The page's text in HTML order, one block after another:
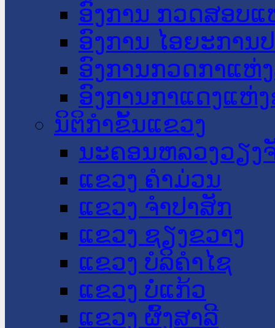
ອົງການ ກວດສອບແ
ອົງການ ໄອຍະການ
ອົງການກວດກາແຫ່
ອົງການກາແດງແຫ່
ນິຕິກໍາຂັ້ນແຂວງ
ນະ​ຄອນ​ຫລວງວຽງ
ແຂວງ ຄໍາມ່ວນ
ແຂວງ ຈໍາປາສັກ
ແຂວງ ຊຽງຂວາງ
ແຂວງ ບໍລິຄໍາໄຊ
ແຂວງ ບໍ່ແກ້ວ
ແຂວງ ຜົ້ງສາລີ